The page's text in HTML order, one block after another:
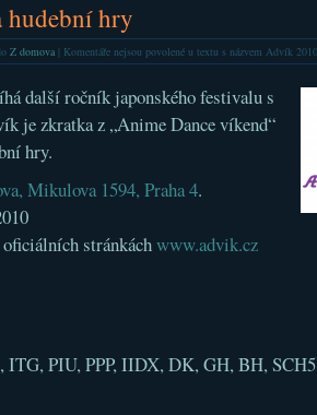
hry
Z domova| Komentáře nejsou povolenéu textu s názvem Advík
další ročník japonského festivalu s
je zkratka z „Anime Dance víkend“
hry.
Mikulova 1594, Praha 4.
stránkáchwww.advik.cz
ITG, PIU, PPP, IIDX, DK, GH, BH,